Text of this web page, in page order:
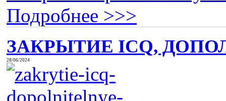
Подробнее >>>
ЗАКРЫТИЕ ICQ,
28/06/2024